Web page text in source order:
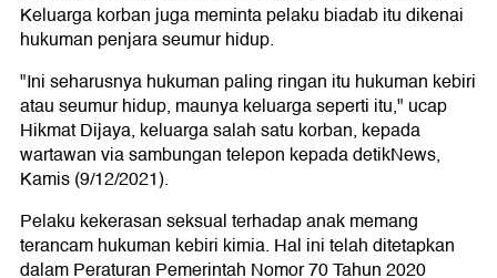
Keluarga korban juga meminta pelaku biadab itu dikenai
hukuman penjara seumur hidup.
"Ini seharusnya hukuman paling ringan itu hukuman kebiri
atau seumur hidup, maunya keluarga seperti itu," ucap
Hikmat Dijaya, keluarga salah satu korban, kepada
wartawan via sambungan telepon kepada detikNews,
Kamis (9/12/2021).
Pelaku kekerasan seksual terhadap anak memang
terancam hukuman kebiri kimia. Hal ini telah ditetapkan
dalam Peraturan Pemerintah Nomor 70 Tahun 2020